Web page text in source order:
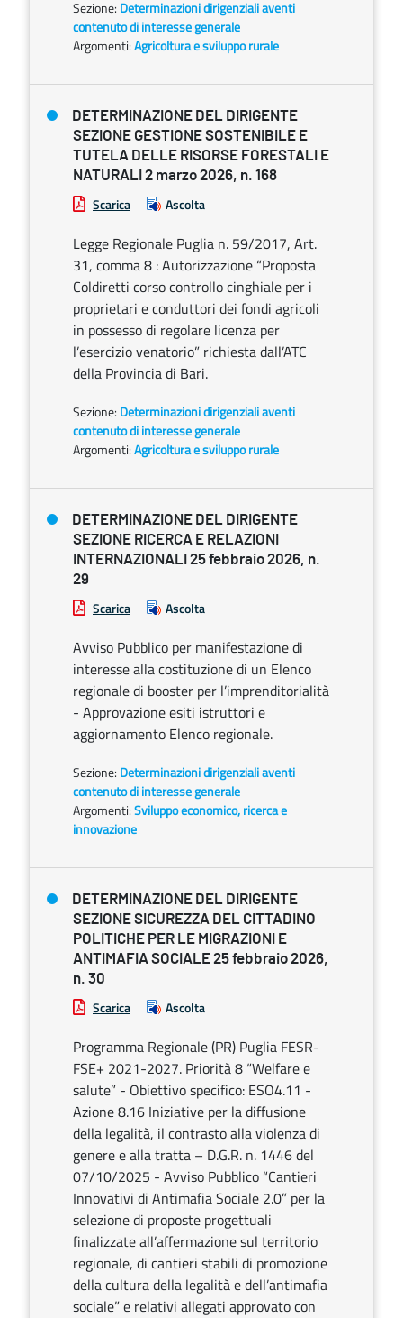
Sezione: Determinazioni dirigenziali aventi
contenuto di interesse generale
Argomenti:Agricoltura e sviluppo rurale
DETERMINAZIONE DEL DIRIGENTE
SEZIONE GESTIONE SOSTENIBILE E
TUTELA DELLE RISORSE FORESTALI E
NATURALI 2 marzo 2026, n. 168
Scarica Ascolta
Legge Regionale Puglia n. 59/2017, Art.
31, comma 8 : Autorizzazione “Proposta
Coldiretti corso controllo cinghiale per i
proprietari e conduttori dei fondi agricoli
in possesso di regolare licenza per
l’esercizio venatorio” richiesta dall’ATC
della Provincia di Bari.
Sezione: Determinazioni dirigenziali aventi
contenuto di interesse generale
Argomenti:Agricoltura e sviluppo rurale
DETERMINAZIONE DEL DIRIGENTE
SEZIONE RICERCA E RELAZIONI
INTERNAZIONALI 25 febbraio 2026, n.
29
Scarica Ascolta
Avviso Pubblico per manifestazione di
interesse alla costituzione di un Elenco
regionale di booster per l’imprenditorialità
- Approvazione esiti istruttori e
aggiornamento Elenco regionale.
Sezione: Determinazioni dirigenziali aventi
contenuto di interesse generale
Argomenti:Sviluppo economico, ricerca e
innovazione
DETERMINAZIONE DEL DIRIGENTE
SEZIONE SICUREZZA DEL CITTADINO
POLITICHE PER LE MIGRAZIONI E
ANTIMAFIA SOCIALE 25 febbraio 2026,
n. 30
Scarica Ascolta
Programma Regionale (PR) Puglia FESR-
FSE+ 2021-2027. Priorità 8 “Welfare e
salute” - Obiettivo specifico: ESO4.11 -
Azione 8.16 Iniziative per la diffusione
della legalità, il contrasto alla violenza di
genere e alla tratta – D.G.R. n. 1446 del
07/10/2025 - Avviso Pubblico “Cantieri
Innovativi di Antimafia Sociale 2.0” per la
selezione di proposte progettuali
finalizzate all’affermazione sul territorio
regionale, di cantieri stabili di promozione
della cultura della legalità e dell’antimafia
sociale” e relativi allegati approvato con